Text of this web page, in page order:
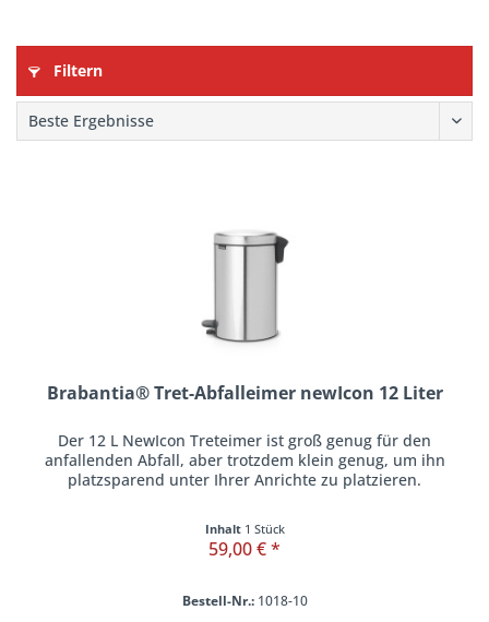
Filtern
Brabantia® Tret-Abfalleimer newIcon 12 Liter
Der 12 L NewIcon Treteimer ist groß genug für den
anfallenden Abfall, aber trotzdem klein genug, um ihn
platzsparend unter Ihrer Anrichte zu platzieren.
Inhalt 1 Stück
59,00 € *
Bestell-Nr.:1018-10